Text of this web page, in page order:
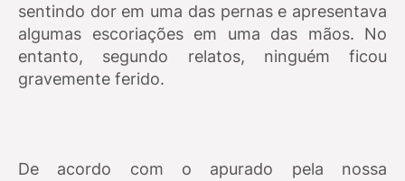
sentindo dor em uma das pernas e apresentava
algumas escoriações em uma das mãos. No
entanto, segundo relatos, ninguém ficou
gravemente ferido.
De acordo com o apurado pela nossa